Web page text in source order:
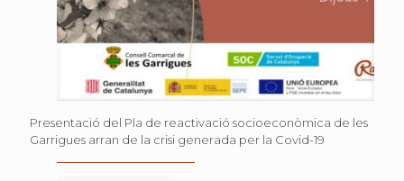
Presentació del Pla de reactivació socioeconòmica de les
Garrigues arran de la crisi generada per la Covid-19